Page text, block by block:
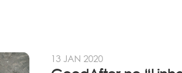
13 JAN 2020